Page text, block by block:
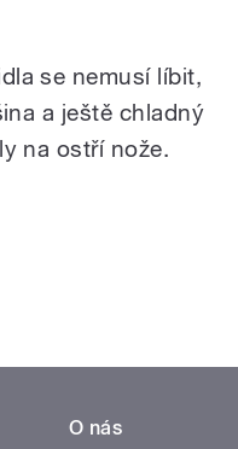
se nemusí líbit,
a ještě chladný
na ostří nože.
O nás